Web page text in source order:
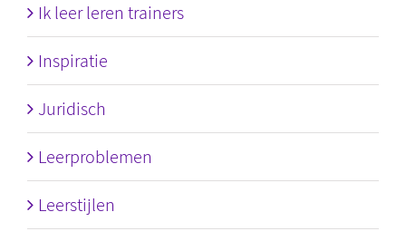
Ik leer leren trainers
Inspiratie
Juridisch
Leerproblemen
Leerstijlen